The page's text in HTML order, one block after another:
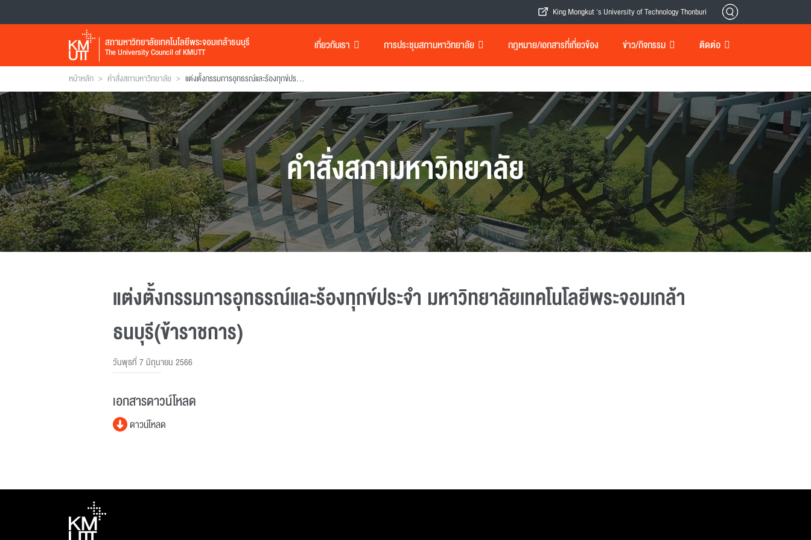
King Mongkut 's University of Technology Thonburi
สภามหาวิทยาลัยเทคโนโลยีพระจอมเกล้าธนบุรี
The University Council of KMUTT เกี่ยวกับเรา การประชุมสภามหาวิทยาลัย กฎหมาย/เอกสารที่เกี่ยวข้อง ข่าว/กิจกรรม ติดต่อ
หน้าหลัก > คำสั่งสภามหาวิทยาลัย > แต่งตั้งกรรมการอุทธรณ์และร้องทุกข์ประจํา มหาวิทยาลัยเทคโนโลยีพระจอมเกล้าธนบุรี(ข้าราชการ)
คำสั่งสภามหาวิทยาลัย
แต่งตั้งกรรมการอุทธรณ์และร้องทุกข์ประจํา มหาวิทยาลัยเทคโนโลยีพระจอมเกล้า
ธนบุรี(ข้าราชการ)
วันพุธที่ 7 มิถุนายน 2566
เอกสารดาวน์โหลด
ดาวน์โหลด